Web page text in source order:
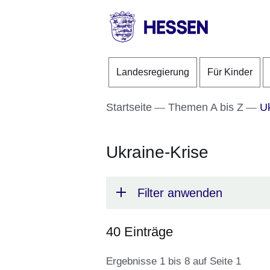
Direkt zum Kopf der
Direkt zum Inhalt
Direkt zum Fuß der
Landesregierung
Landesregierung Für Kinder
Startseite Themen A bis Z
Ukraine-Krise
Filter anwenden
40 Einträge
Ergebnisse 1 bis 8 auf Seite 1